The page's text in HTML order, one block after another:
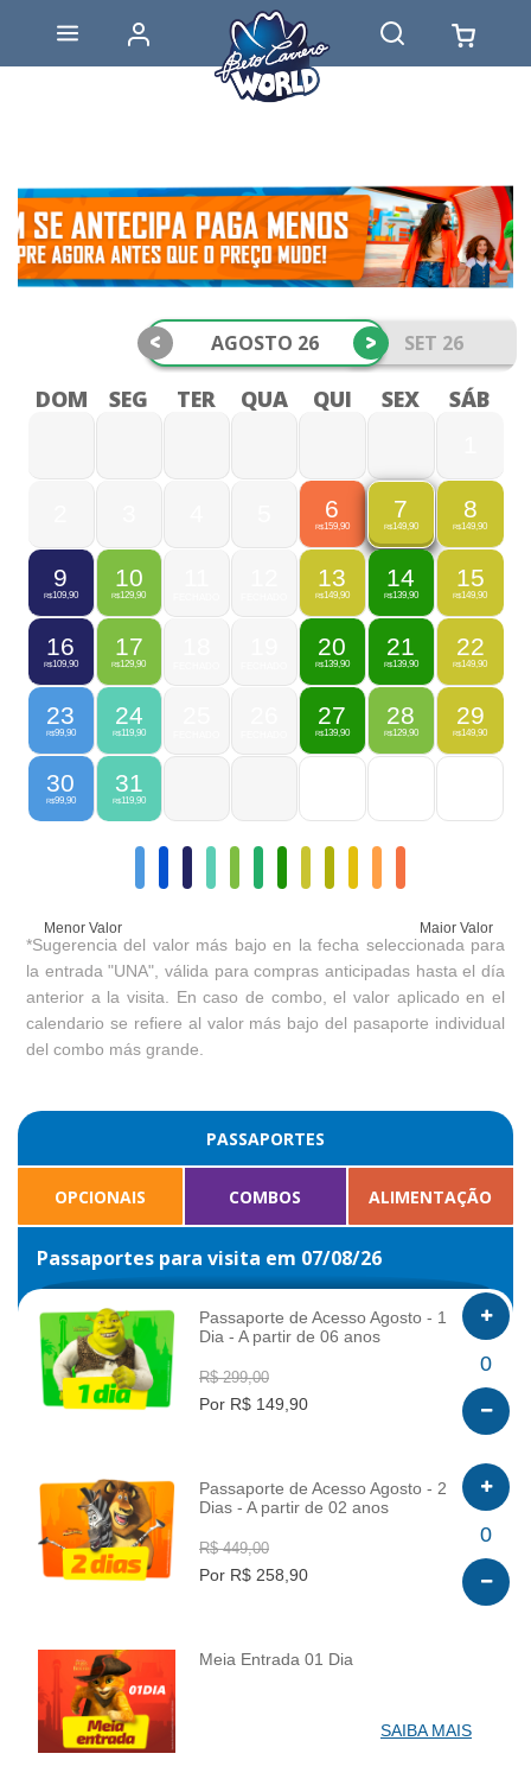
AGOSTO 26 SET 26
< >
DOM SEG TER QUA QUI SEX SÁB
6
R$159,90
7
R$149,90
8
R$149,90
9
R$109,90
10
R$129,90
13
R$149,90
14
R$139,90
15
R$149,90
16
R$109,90
17
R$129,90
20
R$139,90
21
R$139,90
22
R$149,90
23
R$99,90
24
R$119,90
27
R$139,90
28
R$129,90
29
R$149,90
30
R$99,90
31
R$119,90
Menor Valor Maior Valor
*Sugerencia del valor más bajo en la fecha seleccionada para
la entrada "UNA", válida para compras anticipadas hasta el día
anterior a la visita. En caso de combo, el valor aplicado en el
calendario se refiere al valor más bajo del pasaporte individual
del combo más grande.
PASSAPORTES
OPCIONAIS COMBOS ALIMENTAÇÃO
Passaportes para visita em 07/08/26
INFO
Passaporte de Acesso Agosto - 1
Dia - A partir de 06 anos
R$ 299,00
Por R$ 149,90
0
INFO
Passaporte de Acesso Agosto - 2
Dias - A partir de 02 anos
R$ 449,00
Por R$ 258,90
0
INFO
Meia Entrada 01 Dia
SAIBA MAIS